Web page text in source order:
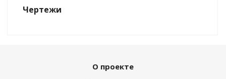
Чертежи
О проекте